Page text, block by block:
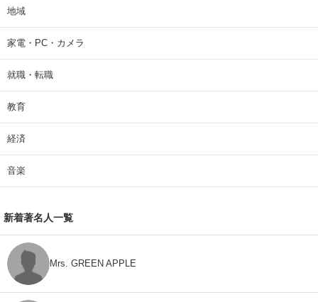
地域
家電・PC・カメラ
就職・転職
教育
経済
音楽
新着著名人一覧
Mrs. GREEN APPLE